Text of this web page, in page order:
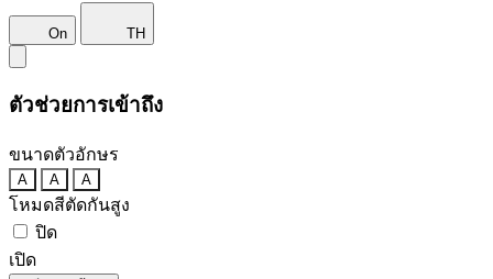
On TH
ตัวช่วยการเข้าถึง
ขนาดตัวอักษร
A A A
โหมดสีตัดกันสูง
ปิด
เปิด